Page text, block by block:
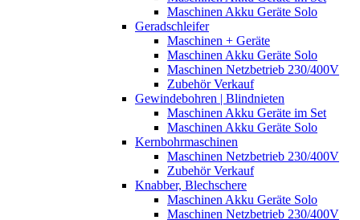
Maschinen Akku Geräte Solo
Geradschleifer
Maschinen + Geräte
Maschinen Akku Geräte Solo
Maschinen Netzbetrieb 230/400V
Zubehör Verkauf
Gewindebohren | Blindnieten
Maschinen Akku Geräte im Set
Maschinen Akku Geräte Solo
Kernbohrmaschinen
Maschinen Netzbetrieb 230/400V
Zubehör Verkauf
Knabber, Blechschere
Maschinen Akku Geräte Solo
Maschinen Netzbetrieb 230/400V